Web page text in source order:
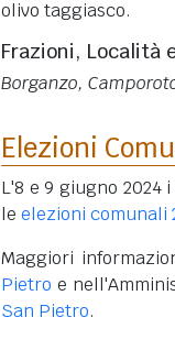
olivo taggiasco.
Frazioni, Località
Borganzo,
Elezioni
L'8 e 9 giugno
le elezioni comunali
Maggiori
Pietro e
San Pietro.